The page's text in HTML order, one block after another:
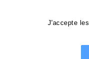
J'accepte les